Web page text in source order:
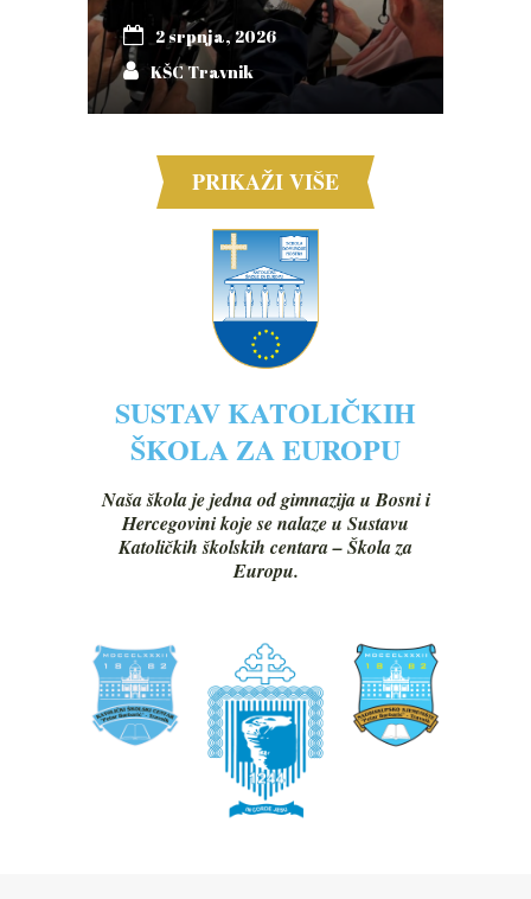
2 srpnja, 2026
KŠC Travnik
PRIKAŽI VIŠE
SUSTAV KATOLIČKIH
ŠKOLA ZA EUROPU
Naša škola je jedna od gimnazija u Bosni i
Hercegovini koje se nalaze u Sustavu
Katoličkih školskih centara – Škola za
Europu.